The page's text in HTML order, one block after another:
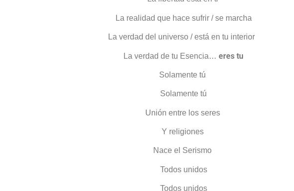
La realidad que hace sufrir / se marcha
La verdad del universo / está en tu interior
La verdad de tu Esencia… eres tu
Solamente tú
Solamente tú
Unión entre los seres
Y religiones
Nace el Serismo
Todos unidos
Todos unidos